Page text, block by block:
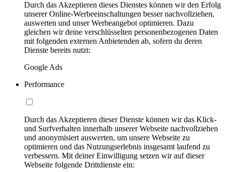
Durch das Akzeptieren dieses Dienstes können wir den Erfolg
unserer Online-Werbeeinschaltungen besser nachvollziehen,
auswerten und unser Werbeangebot optimieren. Dazu
gleichen wir deine verschlüsselten personenbezogenen Daten
mit folgenden externen Anbietenden ab, sofern du deren
Dienste bereits nutzt:
Google Ads
Performance
Durch das Akzeptieren dieser Dienste können wir das Klick-
und Surfverhalten innerhalb unserer Webseite nachvollziehen
und anonymisiert auswerten, um unsere Webseite zu
optimieren und das Nutzungserlebnis insgesamt laufend zu
verbessern. Mit deiner Einwilligung setzen wir auf dieser
Webseite folgende Drittdienste ein: